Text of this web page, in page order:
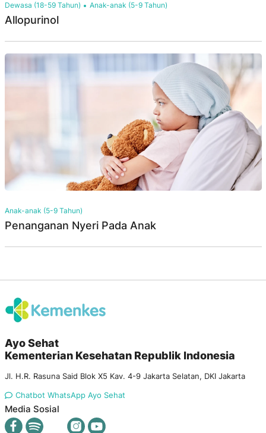
Dewasa (18-59 Tahun) Anak-anak (5-9 Tahun)
Allopurinol
Anak-anak (5-9 Tahun)
Penanganan Nyeri Pada Anak
Ayo Sehat
Kementerian Kesehatan Republik Indonesia
Jl. H.R. Rasuna Said Blok X5 Kav. 4-9 Jakarta Selatan, DKI Jakarta
Chatbot WhatsApp Ayo Sehat
Media Sosial